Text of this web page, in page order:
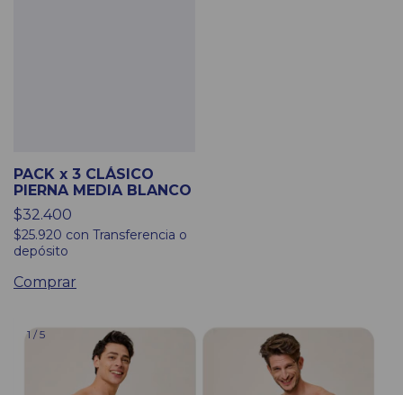
PACK x 3 CLÁSICO
PIERNA MEDIA BLANCO
$32.400
$25.920 con Transferencia o
depósito
Comprar
1 / 5